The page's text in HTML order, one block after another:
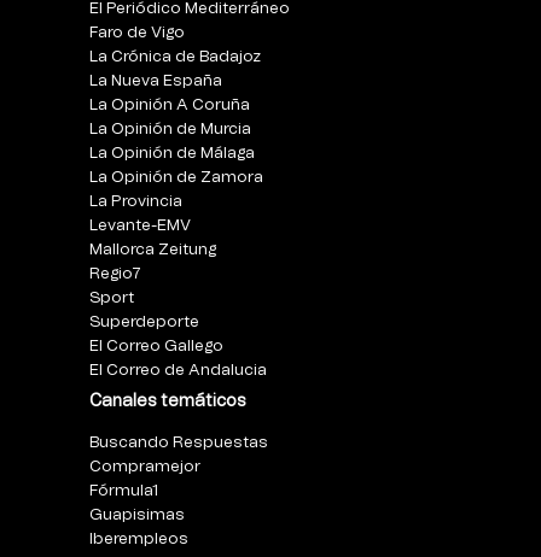
El Periódico Mediterráneo
Faro de Vigo
La Crónica de Badajoz
La Nueva España
La Opinión A Coruña
La Opinión de Murcia
La Opinión de Málaga
La Opinión de Zamora
La Provincia
Levante-EMV
Mallorca Zeitung
Regio7
Sport
Superdeporte
El Correo Gallego
El Correo de Andalucia
Canales temáticos
Buscando Respuestas
Compramejor
Fórmula1
Guapisimas
Iberempleos